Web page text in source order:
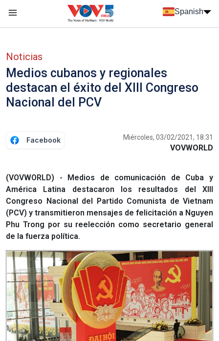
Spanish
Noticias
Medios cubanos y regionales
destacan el éxito del XIII Congreso
Nacional del PCV
Facebook Miércoles, 03/02/2021, 18:31
VOVWORLD
(VOVWORLD) - Medios de comunicación de Cuba y
América Latina destacaron los resultados del XIII
Congreso Nacional del Partido Comunista de Vietnam
(PCV) y transmitieron mensajes de felicitación a Nguyen
Phu Trong por su reelección como secretario general
de la fuerza política.